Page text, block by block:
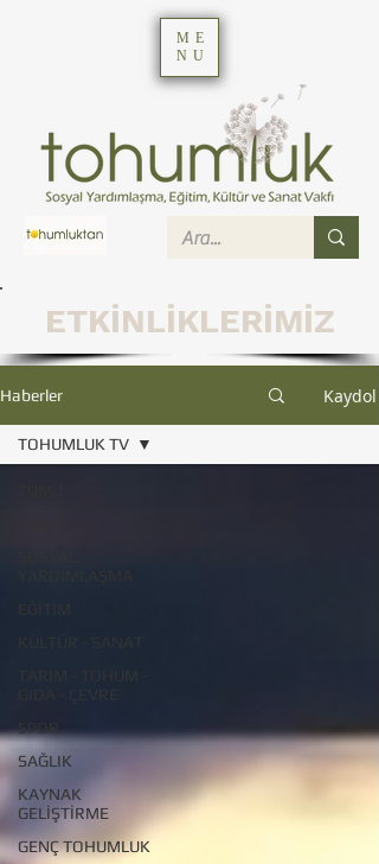
ME
NU
ETKİNLİKLERİMİZ
Haberler Kaydol
SAĞLIK
KAYNAK
GELİŞTİRME
GENÇ TOHUMLUK
TOHUMLUK TV